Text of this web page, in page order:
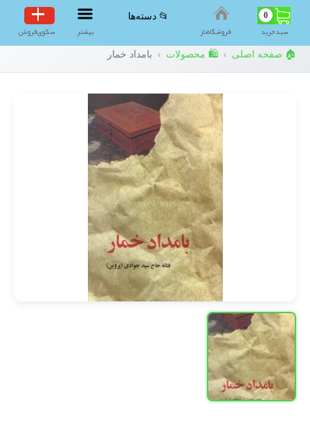
0
سبد‌خرید فروشگاه‌ناز
📂 دسته‌ها
بیشتر سکوی‌فروش
🏠 صفحه اصلی › 🛍️ محصولات › بامداد خمار